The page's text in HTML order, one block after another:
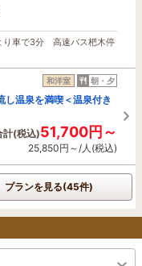
り車で3分 高速バス杷木停
和洋室 朝・夕
温泉を満喫＜温泉付き
計(税込)51,700円～
25,850円～/人(税込)
プランを見る(45件)